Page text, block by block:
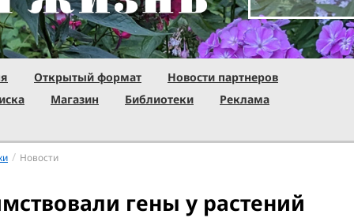
Открытый формат
Новости партнеров
Магазин Библиотеки Реклама
/ Новости
гены у растений